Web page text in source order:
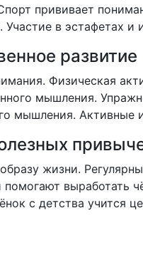
прививает
Участие в эстафетах и
развитие
Физическая
мышления.
мышления. Активные
образу жизни.
помогают выработать
с детства учится